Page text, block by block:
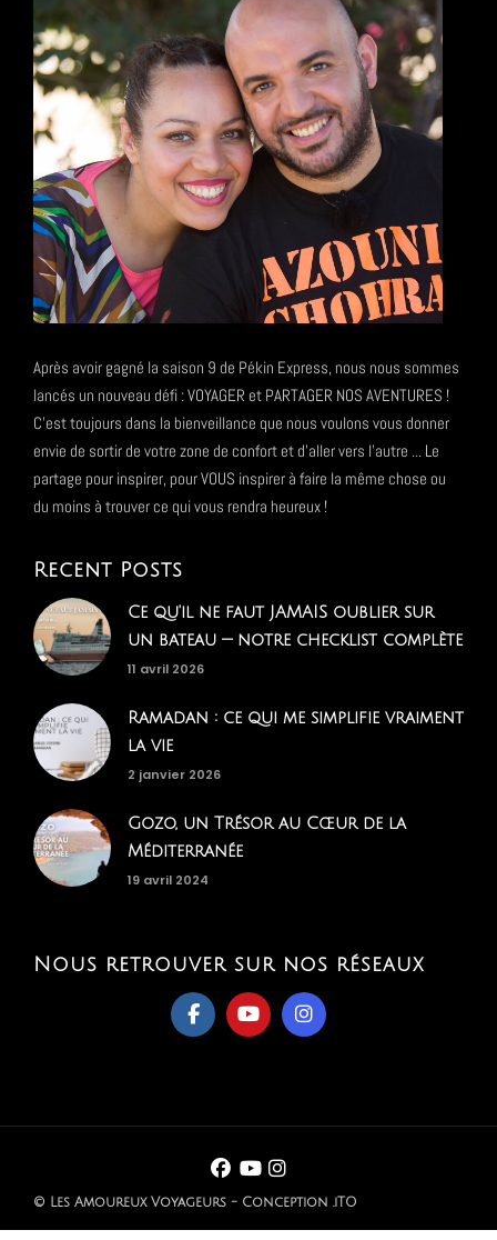
Après avoir gagné la saison 9 de Pékin Express, nous nous sommes
lancés un nouveau défi : VOYAGER et PARTAGER NOS AVENTURES !
C'est toujours dans la bienveillance que nous voulons vous donner
envie de sortir de votre zone de confort et d'aller vers l'autre ... Le
partage pour inspirer, pour VOUS inspirer à faire la même chose ou
du moins à trouver ce qui vous rendra heureux !
Recent Posts
Ce qu'il ne faut JAMAIS oublier sur
un bateau — notre checklist complète
11 avril 2026
Ramadan : ce qui me simplifie vraiment
la vie
2 janvier 2026
Gozo, un Trésor au Cœur de la
Méditerranée
19 avril 2024
Nous retrouver sur nos réseaux
© Les Amoureux Voyageurs - Conception .iTO